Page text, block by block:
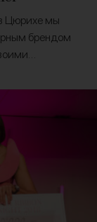
Цюрихе мы
брендом
улыбкой